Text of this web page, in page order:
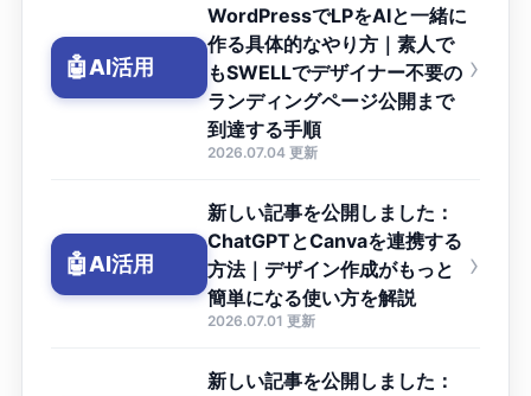
🤖AI活用
WordPressでLPをAIと一緒に
作る具体的なやり方｜素人で
もSWELLでデザイナー不要の
ランディングページ公開まで
到達する手順
2026.07.04 更新
›
🤖AI活用
新しい記事を公開しました：
ChatGPTとCanvaを連携する
方法｜デザイン作成がもっと
簡単になる使い方を解説
2026.07.01 更新
›
新しい記事を公開しました：